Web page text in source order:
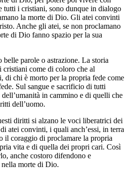
tutti i cristiani, sono dunque in dialogo
la morte di Dio. Gli atei convinti
Anche gli atei, se non proclamano
di Dio fanno spazio per la sua
parole o astrazione. La storia
cristiani come di coloro che al
di chi è morto per la propria fede come
Sul sangue e sacrificio di tutti
in cammino e di quelli che
dell’uomo.
diritti si alzano le voci liberatrici dei
atei convinti, i quali anch’essi, in terra
il coraggio di proclamare la propria
vita e di quella dei propri cari. Così
anche costoro difendono e
morte di Dio.